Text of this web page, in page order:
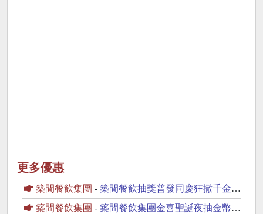
更多優惠
築間餐飲集團 - 築間餐飲抽獎普發同慶狂撒千金抽沖繩來回機票
築間餐飲集團 - 築間餐飲集團金喜聖誕夜抽金幣、日本機票